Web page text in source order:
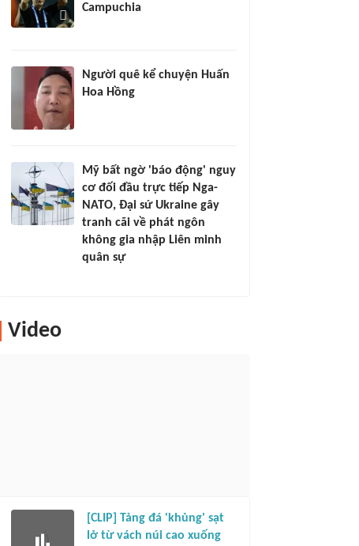
Campuchia
Người quê kể chuyện Huấn
Hoa Hồng
Mỹ bất ngờ 'báo động' nguy
cơ đối đầu trực tiếp Nga-
NATO, Đại sứ Ukraine gây
tranh cãi về phát ngôn
không gia nhập Liên minh
quân sự
Video
[CLIP] Tảng đá 'khủng' sạt
lở từ vách núi cao xuống